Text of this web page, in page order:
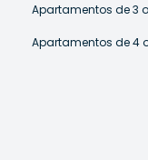
Apartamentos de 3
Apartamentos de 4